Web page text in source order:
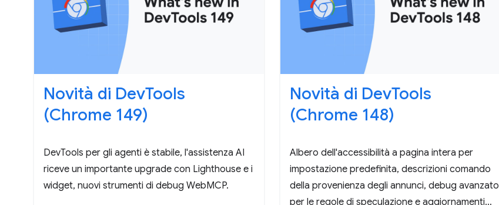
Novità di DevTools
(Chrome 149)
DevTools per gli agenti è stabile, l'assistenza AI
riceve un importante upgrade con Lighthouse e i
widget, nuovi strumenti di debug WebMCP.
Novità di DevTools
(Chrome 148)
Albero dell'accessibilità a pagina intera per
impostazione predefinita, descrizioni comando
della provenienza degli annunci, debug avanzato
per le regole di speculazione e aggiornamenti